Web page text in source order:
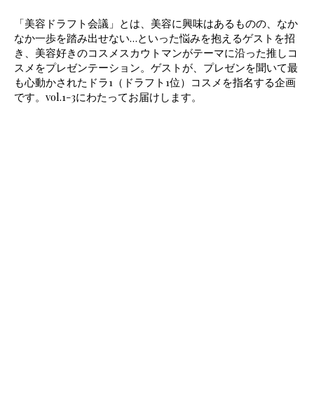
「美容ドラフト会議」とは、美容に興味はあるものの、なか
なか一歩を踏み出せない…といった悩みを抱えるゲストを招
き、美容好きのコスメスカウトマンがテーマに沿った推しコ
スメをプレゼンテーション。ゲストが、プレゼンを聞いて最
も心動かされたドラ1（ドラフト1位）コスメを指名する企画
です。vol.1-3にわたってお届けします。